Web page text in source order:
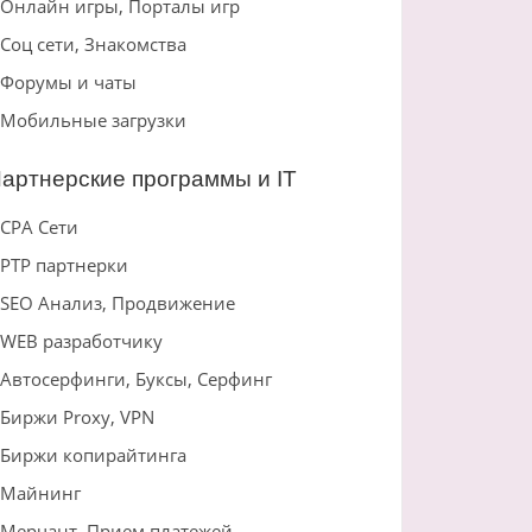
Онлайн игры, Порталы игр
Соц сети, Знакомства
Форумы и чаты
Мобильные загрузки
программы и IT
CPA Сети
PTP партнерки
SEO Анализ, Продвижение
WEB разработчику
Автосерфинги, Буксы, Серфинг
Биржи Proxy, VPN
Биржи копирайтинга
Майнинг